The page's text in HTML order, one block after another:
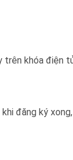
trên khóa điện
đăng ký